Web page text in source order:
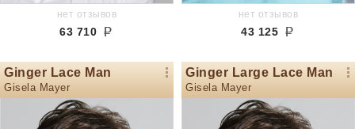
нет отзывов
63 710
нет отзывов
43 125
Ginger Lace Man
Gisela Mayer
Ginger Large Lace Man
Gisela Mayer